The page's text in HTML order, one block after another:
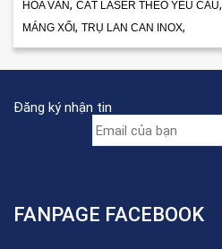
HOA VĂN, CẮT LASER THEO YÊU CẦU,
MÁNG XỐI , TRỤ LAN CAN INOX,
Đăng ký nhận tin
FANPAGE FACEBOOK